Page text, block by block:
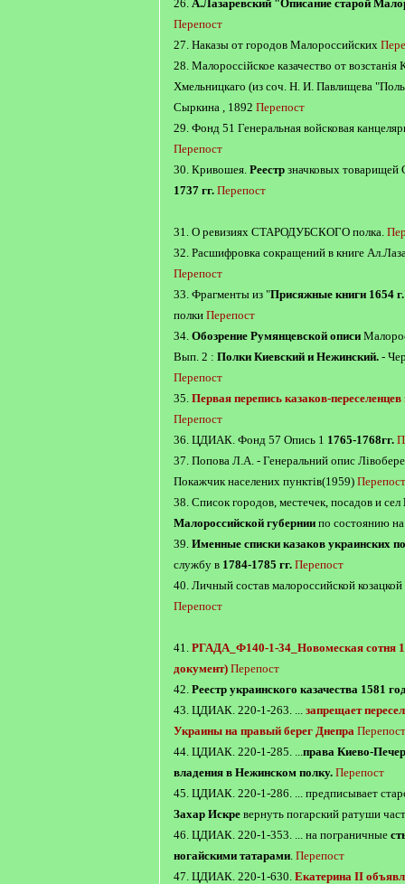
26. А.Лазаревский "Описание старой
Перепост
27. Наказы от городов Малороссийских
28. Малороссiйское казачество от возстанiя
Хмельницкаго (из соч. Н. И. Павлищева
Сыркина , 1892 Перепост
29. Фонд 51 Генеральная войсковая
Перепост
30. Кривошея. Реестр значковых товарищей
1737 гг. Перепост
31. О ревизиях СТАРОДУБСКОГО полка.
32. Расшифровка сокращений в книге
Перепост
33. Фрагменты из "Присяжные книги 1654 г.
полки Перепост
34. Обозрение Румянцевской описи
Вып. 2 : Полки Киевский и Нежинский. -
Перепост
35. Первая перепись казаков-
Перепост
36. ЦДИАК. Фонд 57 Опись 1 1765-1768гг.
37. Попова Л.А. - Генеральний опис
Покажчик населених пунктів(1959) Перепост
38. Список городов, местечек, посадов и сел
Малороссийской губернии по состоянию
39. Именные списки казаков украинских
службу в 1784-1785 гг. Перепост
40. Личный состав малороссийской
Перепост
41. РГАДА_Ф140-1-34_Новомеская сотня
документ) Перепост
42. Реестр украинского казачества 1581
43. ЦДИАК. 220-1-263. ... запрещает
Украины на правый берег Днепра Перепост
44. ЦДИАК. 220-1-285. ...права Киево-
владения в Нежинском полку. Перепост
45. ЦДИАК. 220-1-286. ... предписывает
Захар Искре вернуть погарский ратуши
46. ЦДИАК. 220-1-353. ... на пограничные
ногайскими татарами. Перепост
47. ЦДИАК. 220-1-630. Екатерина II